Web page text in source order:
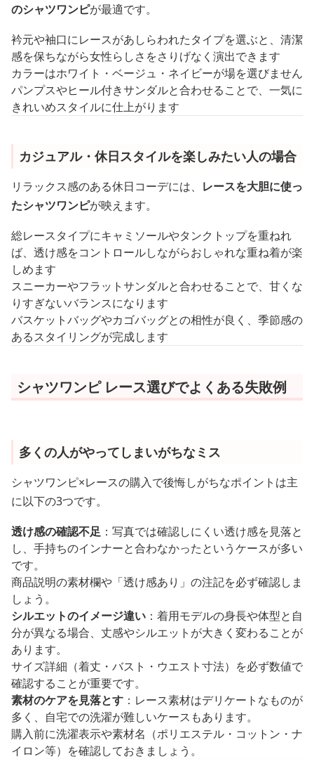
のシャツワンピが最適です。
衿元や袖口にレースがあしらわれたタイプを選ぶと、清潔
感を保ちながら女性らしさをさりげなく演出できます
カラーはホワイト・ベージュ・ネイビーが場を選びません
パンプスやヒール付きサンダルと合わせることで、一気に
きれいめスタイルに仕上がります
カジュアル・休日スタイルを楽しみたい人の場合
リラックス感のある休日コーデには、 レースを大胆に使っ
たシャツワンピが映えます。
総レースタイプにキャミソールやタンクトップを重ねれ
ば、透け感をコントロールしながらおしゃれな重ね着が楽
しめます
スニーカーやフラットサンダルと合わせることで、甘くな
りすぎないバランスになります
バスケットバッグやカゴバッグとの相性が良く、季節感の
あるスタイリングが完成します
シャツワンピ レース選びでよくある失敗例
多くの人がやってしまいがちなミス
シャツワンピ×レースの購入で後悔しがちなポイントは主
に以下の3つです。
透け感の確認不足 ：写真では確認しにくい透け感を見落と
し、手持ちのインナーと合わなかったというケースが多い
です。
商品説明の素材欄や「透け感あり」の注記を必ず確認しま
しょう。
シルエットのイメージ違い ：着用モデルの身長や体型と自
分が異なる場合、丈感やシルエットが大きく変わることが
あります。
サイズ詳細（着丈・バスト・ウエスト寸法）を必ず数値で
確認することが重要です。
素材のケアを見落とす ：レース素材はデリケートなものが
多く、自宅での洗濯が難しいケースもあります。
購入前に洗濯表示や素材名（ポリエステル・コットン・ナ
イロン等）を確認しておきましょう。